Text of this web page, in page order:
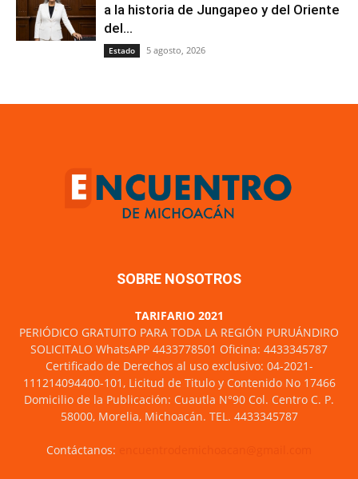
a la historia de Jungapeo y del Oriente
del...
Estado 5 agosto, 2026
SOBRE NOSOTROS
TARIFARIO 2021
PERIÓDICO GRATUITO PARA TODA LA REGIÓN PURUÁNDIRO
SOLICITALO WhatsAPP 4433778501 Oficina: 4433345787
Certificado de Derechos al uso exclusivo: 04-2021-
111214094400-101, Licitud de Titulo y Contenido No 17466
Domicilio de la Publicación: Cuautla N°90 Col. Centro C. P.
58000, Morelia, Michoacán. TEL. 4433345787
Contáctanos: